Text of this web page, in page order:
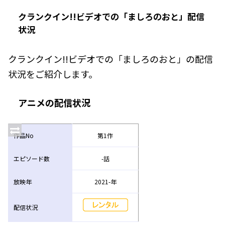
クランクイン!!ビデオでの「ましろのおと」配信
状況
クランクイン!!ビデオでの「ましろのおと」の配信
状況をご紹介します。
アニメの配信状況
作品No 第1作
エピソード数 -話
放映年 2021-年
配信状況